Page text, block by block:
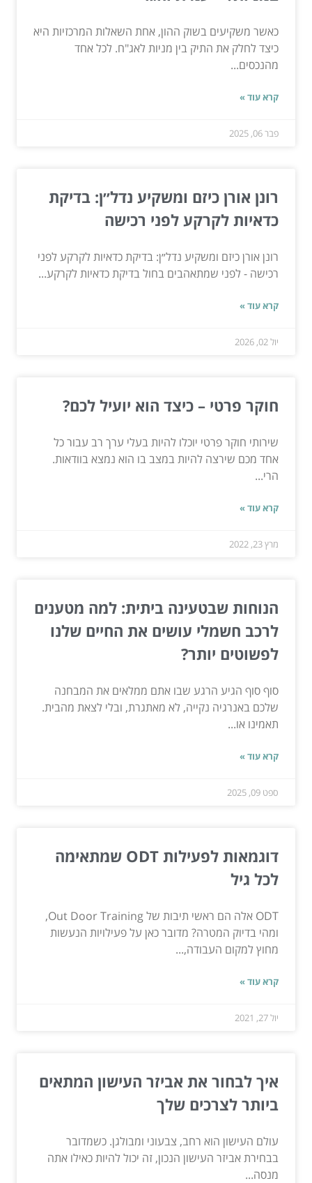
כאשר משקיעים בשוק ההון, אחת השאלות המרכזיות היא
כיצד לחלק את התיק בין מניות לאג"ח. לכל אחד
מהנכסים...
קרא עוד »
פבר 06, 2025
רונן אורן כיזם ומשקיע נדל״ן: בדיקת
כדאיות לקרקע לפני רכישה
רונן אורן כיזם ומשקיע נדל״ן: בדיקת כדאיות לקרקע לפני
רכישה - לפני שמתאהבים בחול בדיקת כדאיות לקרקע...
קרא עוד »
יול 02, 2026
חוקר פרטי – כיצד הוא יועיל לכם?
שירותי חוקר פרטי יוכלו להיות בעלי ערך רב עבור כל
אחד מכם שירצה להיות במצב בו הוא נמצא בוודאות.
הרי...
קרא עוד »
מרץ 23, 2022
הנוחות שבטעינה ביתית: למה מטענים
לרכב חשמלי עושים את החיים שלנו
לפשוטים יותר?
סוף סוף הגיע הרגע שבו אתם ממלאים את המבחנה
שלכם באנרגיה נקייה, לא מאתגרת, ובלי לצאת מהבית.
תאמינו או...
קרא עוד »
ספט 09, 2025
דוגמאות לפעילות ODT שמתאימה
לכל גיל
ODT אלה הם ראשי תיבות של Out Door Training,
ומהי בדיוק המטרה? מדובר כאן על פעילויות הנעשות
מחוץ למקום העבודה,...
קרא עוד »
יול 27, 2021
איך לבחור את אביזר העישון המתאים
ביותר לצרכים שלך
עולם העישון הוא רחב, צבעוני ומבולגן. כשמדובר
בבחירת אביזר העישון הנכון, זה יכול להיות כאילו אתה
מנסה...